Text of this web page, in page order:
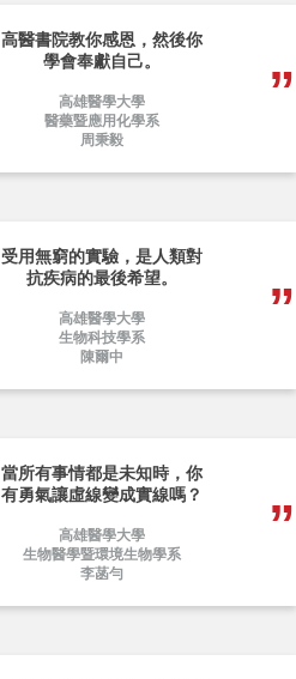
高醫書院教你感恩，然後你
學會奉獻自己。
高雄醫學大學
醫藥暨應用化學系
周秉毅
受用無窮的實驗，是人類對
抗疾病的最後希望。
高雄醫學大學
生物科技學系
陳爾中
當所有事情都是未知時，你
有勇氣讓虛線變成實線嗎？
高雄醫學大學
生物醫學暨環境生物學系
李菡勻